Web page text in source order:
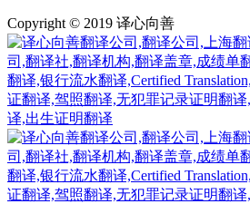
Copyright © 2019 译心向善